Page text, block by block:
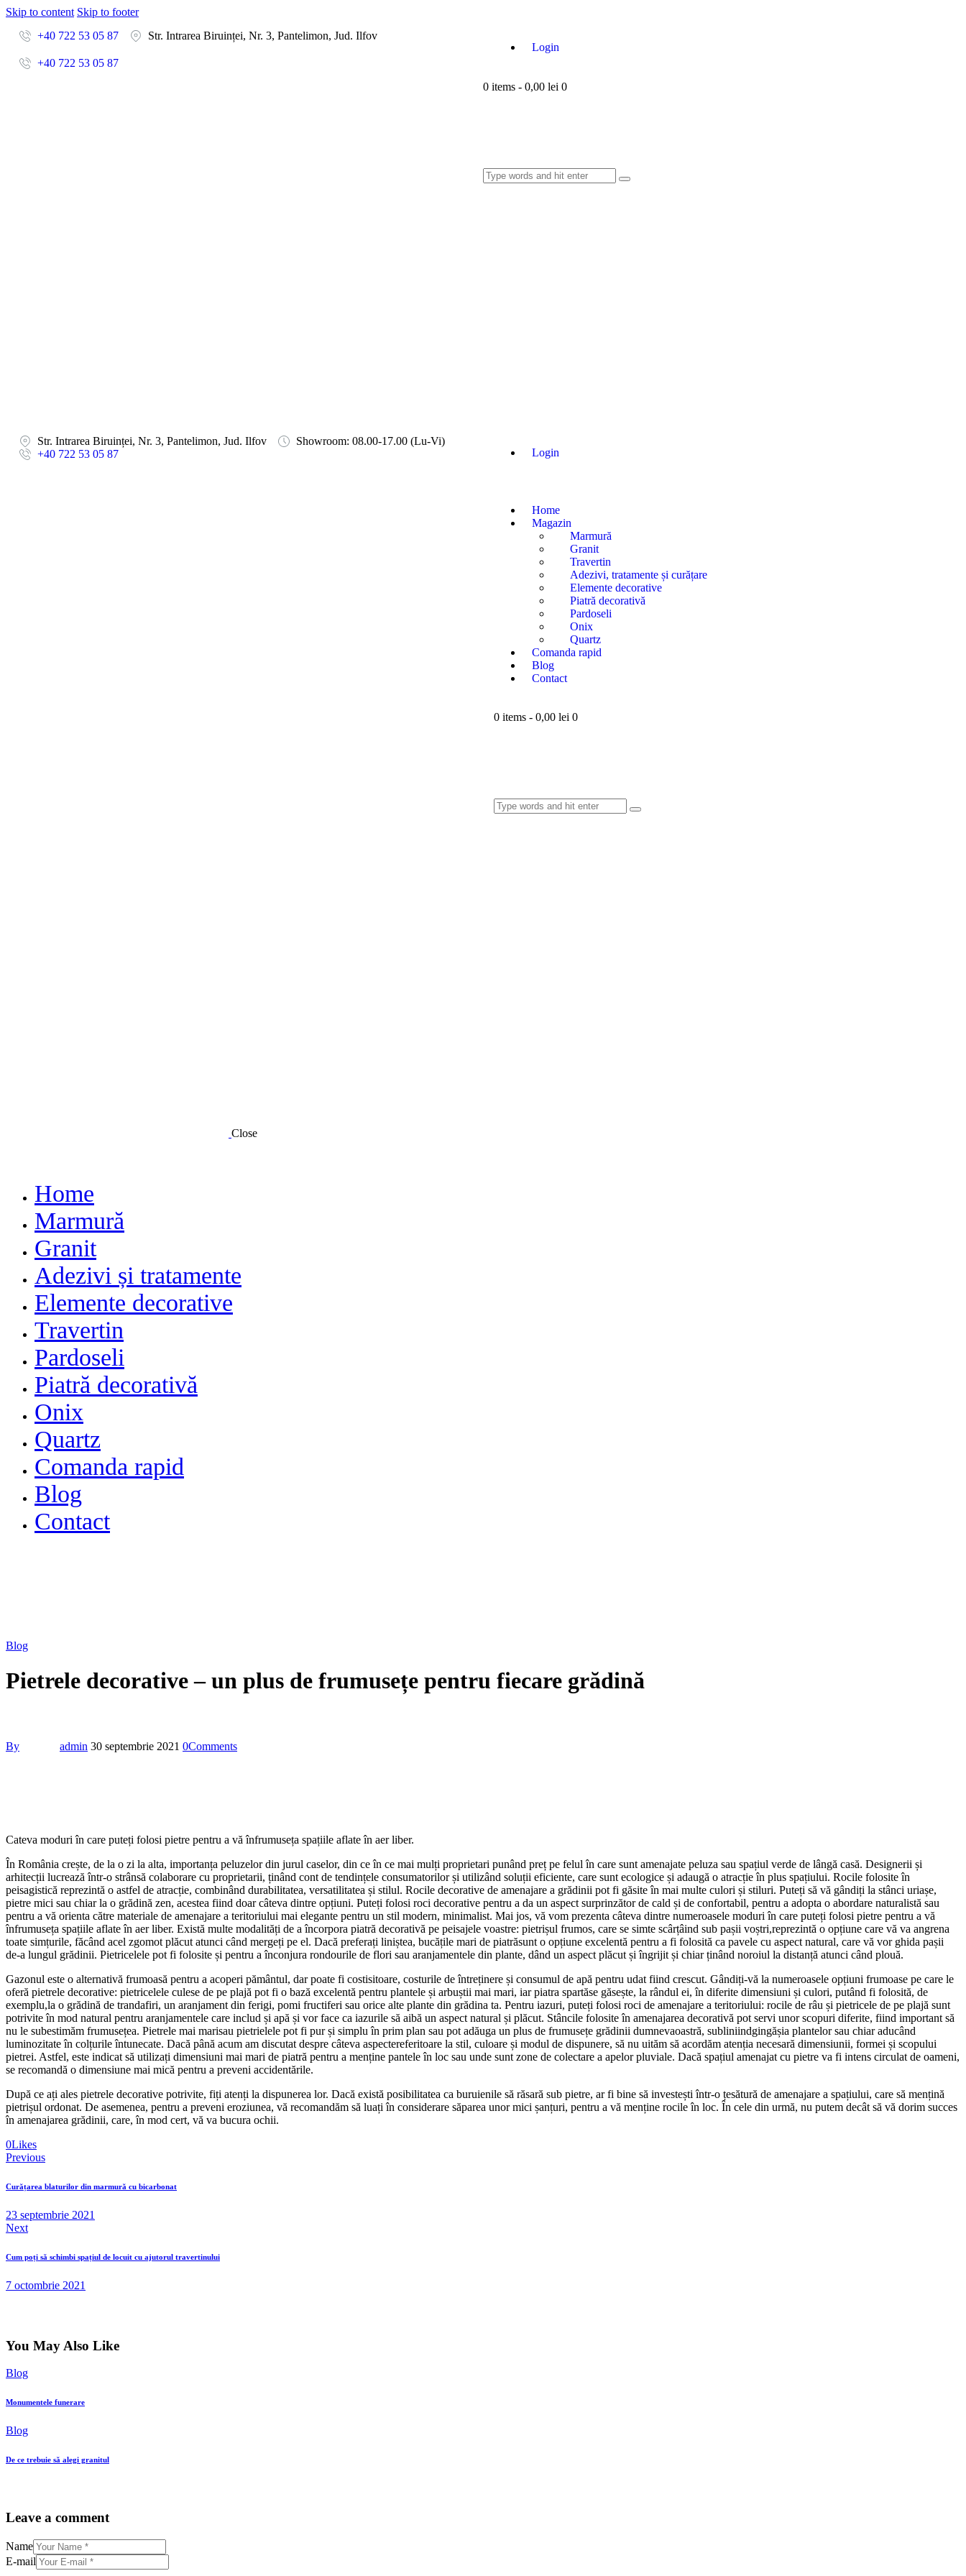
Skip to content Skip to footer
+40 722 53 05 87
Str. Intrarea Biruinței, Nr. 3, Pantelimon, Jud. Ilfov
+40 722 53 05 87
Login
0 items - 0,00 lei 0
Str. Intrarea Biruinței, Nr. 3, Pantelimon, Jud. Ilfov
Showroom: 08.00-17.00 (Lu-Vi)
+40 722 53 05 87
Login
Home
Magazin
Marmură
Granit
Travertin
Adezivi, tratamente și curățare
Elemente decorative
Piatră decorativă
Pardoseli
Onix
Quartz
Comanda rapid
Blog
Contact
0 items - 0,00 lei 0
Close
Home
Marmură
Granit
Adezivi și tratamente
Elemente decorative
Travertin
Pardoseli
Piatră decorativă
Onix
Quartz
Comanda rapid
Blog
Contact
Blog
Pietrele decorative – un plus de frumusețe pentru fiecare grădină
By admin 30 septembrie 2021 0Comments
Cateva moduri în care puteți folosi pietre pentru a vă înfrumuseța spațiile aflate în aer liber.
În România crește, de la o zi la alta, importanța peluzelor din jurul caselor, din ce în ce mai mulți proprietari punând preț pe felul în care sunt amenajate peluza sau spațiul verde de lângă casă. Designerii și
arhitecții lucrează într-o strânsă colaborare cu proprietarii, ținând cont de tendințele consumatorilor și utilizând soluții eficiente, care sunt ecologice și adaugă o atracție în plus spațiului. Rocile folosite în
peisagistică reprezintă o astfel de atracție, combinând durabilitatea, versatilitatea și stilul. Rocile decorative de amenajare a grădinii pot fi găsite în mai multe culori și stiluri. Puteți să vă gândiți la stânci uriașe,
pietre mici sau chiar la o grădină zen, acestea fiind doar câteva dintre opțiuni. Puteți folosi roci decorative pentru a da un aspect surprinzător de cald și de confortabil, pentru a adopta o abordare naturalistă sau
pentru a vă orienta către materiale de amenajare a teritoriului mai elegante pentru un stil modern, minimalist. Mai jos, vă vom prezenta câteva dintre numeroasele moduri în care puteți folosi pietre pentru a vă
înfrumuseța spațiile aflate în aer liber. Există multe modalități de a încorpora piatră decorativă pe peisajele voastre: pietrișul frumos, care se simte scârțâind sub pașii voștri,reprezintă o opțiune care vă va angrena
toate simțurile, făcând acel zgomot plăcut atunci când mergeți pe el. Dacă preferați liniștea, bucățile mari de piatrăsunt o opțiune excelentă pentru a fi folosită ca pavele cu aspect natural, care vă vor ghida pașii
de-a lungul grădinii. Pietricelele pot fi folosite și pentru a înconjura rondourile de flori sau aranjamentele din plante, dând un aspect plăcut și îngrijit și chiar ținând noroiul la distanță atunci când plouă.
Gazonul este o alternativă frumoasă pentru a acoperi pământul, dar poate fi costisitoare, costurile de întreținere și consumul de apă pentru udat fiind crescut. Gândiți-vă la numeroasele opțiuni frumoase pe care le
oferă pietrele decorative: pietricelele culese de pe plajă pot fi o bază excelentă pentru plantele și arbuștii mai mari, iar piatra spartăse găsește, la rândul ei, în diferite dimensiuni și culori, putând fi folosită, de
exemplu,la o grădină de trandafiri, un aranjament din ferigi, pomi fructiferi sau orice alte plante din grădina ta. Pentru iazuri, puteți folosi roci de amenajare a teritoriului: rocile de râu și pietricele de pe plajă sunt
potrivite în mod natural pentru aranjamentele care includ și apă și vor face ca iazurile să aibă un aspect natural și plăcut. Stâncile folosite în amenajarea decorativă pot servi unor scopuri diferite, fiind important să
nu le subestimăm frumusețea. Pietrele mai marisau pietrielele pot fi pur și simplu în prim plan sau pot adăuga un plus de frumusețe grădinii dumnevaoastră, subliniindgingășia plantelor sau chiar aducând
luminozitate în colțurile întunecate. Dacă până acum am discutat despre câteva aspectereferitoare la stil, culoare și modul de dispunere, să nu uităm să acordăm atenția necesară dimensiunii, formei și scopului
pietrei. Astfel, este indicat să utilizați dimensiuni mai mari de piatră pentru a menține pantele în loc sau unde sunt zone de colectare a apelor pluviale. Dacă spațiul amenajat cu pietre va fi intens circulat de oameni,
se recomandă o dimensiune mai mică pentru a preveni accidentările.
După ce ați ales pietrele decorative potrivite, fiți atenți la dispunerea lor. Dacă există posibilitatea ca buruienile să răsară sub pietre, ar fi bine să investești într-o țesătură de amenajare a spațiului, care să mențină
pietrișul ordonat. De asemenea, pentru a preveni eroziunea, vă recomandăm să luați în considerare săparea unor mici șanțuri, pentru a vă menține rocile în loc. În cele din urmă, nu putem decât să vă dorim succes
în amenajarea grădinii, care, în mod cert, vă va bucura ochii.
0Likes
Previous
Curățarea blaturilor din marmură cu bicarbonat
23 septembrie 2021
Next
Cum poți să schimbi spațiul de locuit cu ajutorul travertinului
7 octombrie 2021
You May Also Like
Blog
Monumentele funerare
Blog
De ce trebuie să alegi granitul
Leave a comment
Name
E-mail